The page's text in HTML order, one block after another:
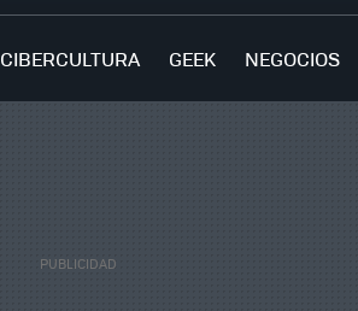
CIBERCULTURA GEEK NEGOCIOS